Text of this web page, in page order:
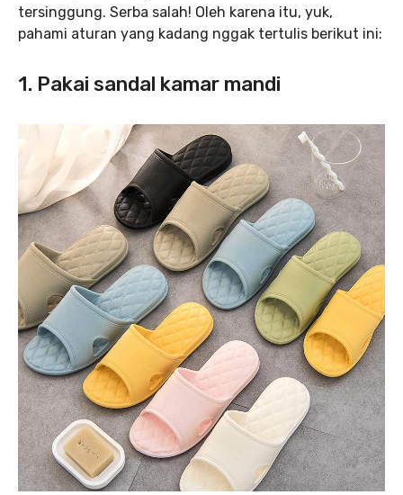
tersinggung. Serba salah! Oleh karena itu, yuk,
pahami aturan yang kadang nggak tertulis berikut ini:
1. Pakai sandal kamar mandi